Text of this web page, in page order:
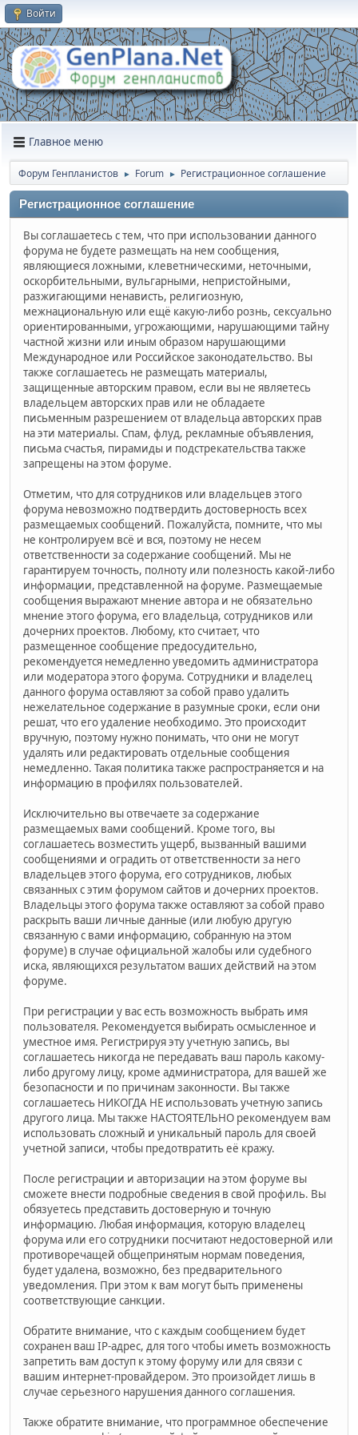
Войти
Главное меню
Форум Генпланистов ► Forum ► Регистрационное соглашение
Регистрационное соглашение
Вы соглашаетесь с тем, что при использовании данного
форума не будете размещать на нем сообщения,
являющиеся ложными, клеветническими, неточными,
оскорбительными, вульгарными, непристойными,
разжигающими ненависть, религиозную,
межнациональную или ещё какую-либо рознь, сексуально
ориентированными, угрожающими, нарушающими тайну
частной жизни или иным образом нарушающими
Международное или Российское законодательство. Вы
также соглашаетесь не размещать материалы,
защищенные авторским правом, если вы не являетесь
владельцем авторских прав или не обладаете
письменным разрешением от владельца авторских прав
на эти материалы. Спам, флуд, рекламные объявления,
письма счастья, пирамиды и подстрекательства также
запрещены на этом форуме.
Отметим, что для сотрудников или владельцев этого
форума невозможно подтвердить достоверность всех
размещаемых сообщений. Пожалуйста, помните, что мы
не контролируем всё и вся, поэтому не несем
ответственности за содержание сообщений. Мы не
гарантируем точность, полноту или полезность какой-либо
информации, представленной на форуме. Размещаемые
сообщения выражают мнение автора и не обязательно
мнение этого форума, его владельца, сотрудников или
дочерних проектов. Любому, кто считает, что
размещенное сообщение предосудительно,
рекомендуется немедленно уведомить администратора
или модератора этого форума. Сотрудники и владелец
данного форума оставляют за собой право удалить
нежелательное содержание в разумные сроки, если они
решат, что его удаление необходимо. Это происходит
вручную, поэтому нужно понимать, что они не могут
удалять или редактировать отдельные сообщения
немедленно. Такая политика также распространяется и на
информацию в профилях пользователей.
Исключительно вы отвечаете за содержание
размещаемых вами сообщений. Кроме того, вы
соглашаетесь возместить ущерб, вызванный вашими
сообщениями и оградить от ответственности за него
владельцев этого форума, его сотрудников, любых
связанных с этим форумом сайтов и дочерних проектов.
Владельцы этого форума также оставляют за собой право
раскрыть ваши личные данные (или любую другую
связанную с вами информацию, собранную на этом
форуме) в случае официальной жалобы или судебного
иска, являющихся результатом ваших действий на этом
форуме.
При регистрации у вас есть возможность выбрать имя
пользователя. Рекомендуется выбирать осмысленное и
уместное имя. Регистрируя эту учетную запись, вы
соглашаетесь никогда не передавать ваш пароль какому-
либо другому лицу, кроме администратора, для вашей же
безопасности и по причинам законности. Вы также
соглашаетесь НИКОГДА НЕ использовать учетную запись
другого лица. Мы также НАСТОЯТЕЛЬНО рекомендуем вам
использовать сложный и уникальный пароль для своей
учетной записи, чтобы предотвратить её кражу.
После регистрации и авторизации на этом форуме вы
сможете внести подробные сведения в свой профиль. Вы
обязуетесь представить достоверную и точную
информацию. Любая информация, которую владелец
форума или его сотрудники посчитают недостоверной или
противоречащей общепринятым нормам поведения,
будет удалена, возможно, без предварительного
уведомления. При этом к вам могут быть применены
соответствующие санкции.
Обратите внимание, что с каждым сообщением будет
сохранен ваш IP-адрес, для того чтобы иметь возможность
запретить вам доступ к этому форуму или для связи с
вашим интернет-провайдером. Это произойдет лишь в
случае серьезного нарушения данного соглашения.
Также обратите внимание, что программное обеспечение